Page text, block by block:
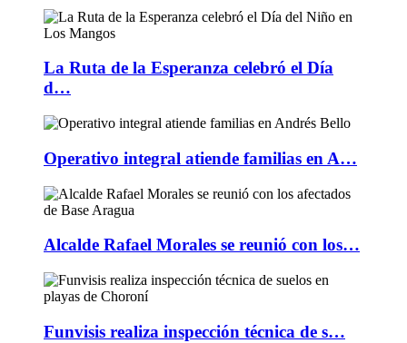
La Ruta de la Esperanza celebró el Día
d…
Operativo integral atiende familias en A…
Alcalde Rafael Morales se reunió con los…
Funvisis realiza inspección técnica de s…